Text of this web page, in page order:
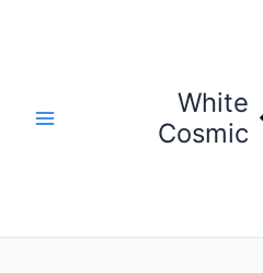
White
Cosmic